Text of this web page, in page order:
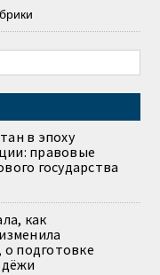
в эпоху
правовые
государства
как
о подготовке